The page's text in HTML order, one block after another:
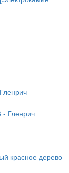
красное дерево -